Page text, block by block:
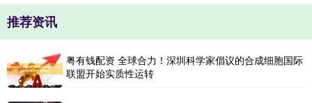
推荐资讯
粤有钱配资 全球合力！深圳科学家倡议的合成细胞国际
联盟开始实质性运转